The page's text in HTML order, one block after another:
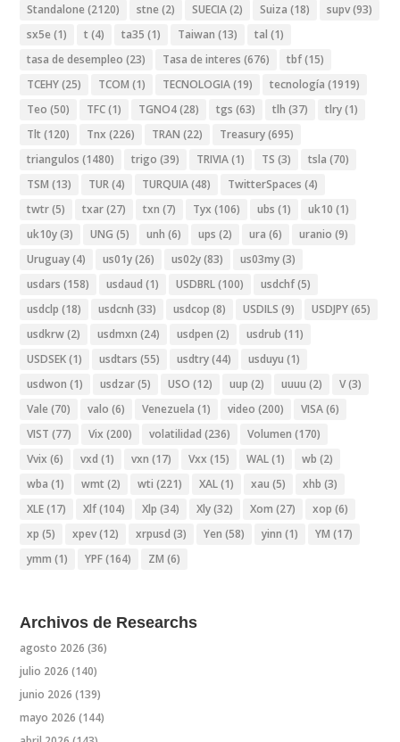
Standalone (2120) stne (2) SUECIA(2) Suiza (18) supv(93)
sx5e (1) t (4) ta35 (1) Taiwan (13) tal (1)
tasa de desempleo (23) Tasa de interes (676) tbf(15)
TCEHY(25) TCOM (1) TECNOLOGIA(19) tecnología (1919)
Teo (50) TFC(1) TGNO4(28) tgs (63) tlh (37) tlry(1)
Tlt (120) Tnx (226) TRAN (22) Treasury(695)
triangulos (1480) trigo (39) TRIVIA(1) TS (3) tsla (70)
TSM (13) TUR(4) TURQUIA(48) TwitterSpaces (4)
twtr(5) txar(27) txn (7) Tyx (106) ubs (1) uk10 (1)
uk10y(3) UNG (5) unh (6) ups (2) ura (6) uranio (9)
Uruguay(4) us01y(26) us02y(83) us03my(3)
usdars (158) usdaud (1) USDBRL(100) usdchf(5)
usdclp (18) usdcnh (33) usdcop (8) USDILS (9) USDJPY(65)
usdkrw(2) usdmxn (24) usdpen (2) usdrub (11)
USDSEK(1) usdtars (55) usdtry(44) usduyu (1)
usdwon (1) usdzar(5) USO (12) uup (2) uuuu (2) V(3)
Vale (70) valo (6) Venezuela (1) video (200) VISA(6)
VIST (77) Vix (200) volatilidad (236) Volumen (170)
Vvix (6) vxd (1) vxn (17) Vxx (15) WAL(1) wb (2)
wba (1) wmt (2) wti (221) XAL(1) xau (5) xhb (3)
XLE(17) Xlf(104) Xlp (34) Xly(32) Xom (27) xop (6)
xp (5) xpev(12) xrpusd (3) Yen (58) yinn (1) YM (17)
ymm (1) YPF(164) ZM (6)
Archivos de Researchs
agosto 2026 (36)
julio 2026 (140)
junio 2026 (139)
mayo 2026 (144)